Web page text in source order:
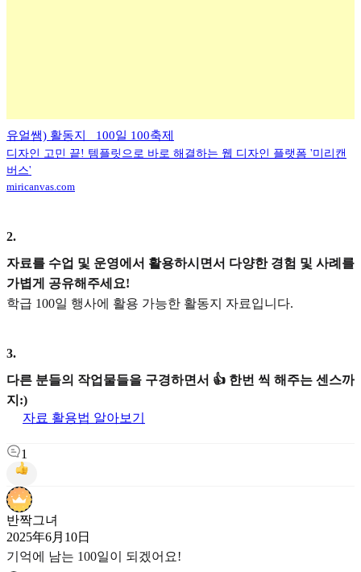
유얼쌤) 활동지 _100일 100축제
디자인 고민 끝! 템플릿으로 바로 해결하는 웹 디자인 플랫폼 '미리캔
버스'
miricanvas.com
2.
자료를 수업 및 운영에서 활용하시면서 다양한 경험 및 사례를
가볍게 공유해주세요!
학급 100일 행사에 활용 가능한 활동지 자료입니다.
3.
다른 분들의 작업물들을 구경하면서 👍 한번 씩 해주는 센스까
지:)
자료 활용법 알아보기
1
반짝그녀
2025年6月10日
기억에 남는 100일이 되겠어요!